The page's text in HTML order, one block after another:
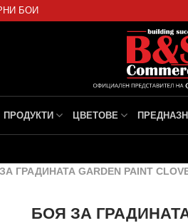
БОИ
ПРОДУКТИ ЦВЕТОВЕ
ГРАДИНАТА GARDEN PAINT
БОЯ ЗА ГРАДИНАТА